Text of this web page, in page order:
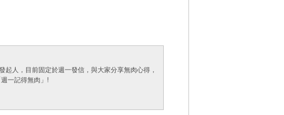
起人，目前固定於週一發信，與大家分享無肉心得，
一記得無肉」!